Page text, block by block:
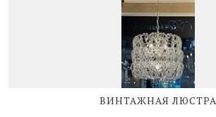
ВИНТАЖНАЯ ЛЮСТРА